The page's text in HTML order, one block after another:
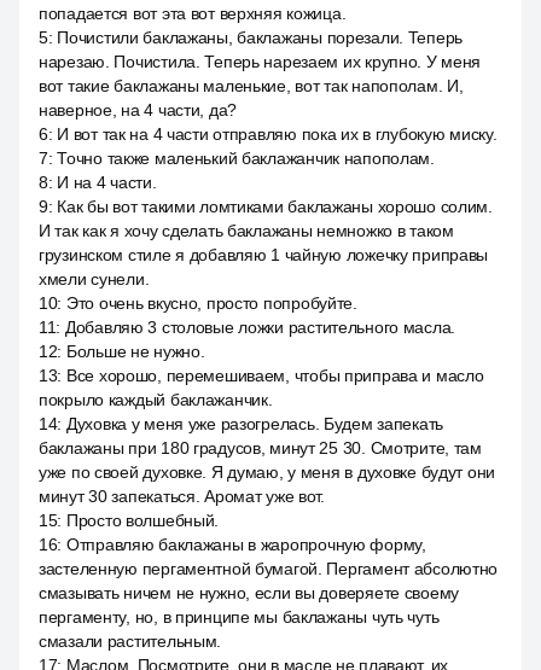
попадается вот эта вот верхняя кожица.
5: Почистили баклажаны, баклажаны порезали. Теперь
нарезаю. Почистила. Теперь нарезаем их крупно. У меня
вот такие баклажаны маленькие, вот так напополам. И,
наверное, на 4 части, да?
6: И вот так на 4 части отправляю пока их в глубокую миску.
7:Точно также маленький баклажанчик напополам.
8: И на 4 части.
9: Как бы вот такими ломтиками баклажаны хорошо солим.
И так как я хочу сделать баклажаны немножко в таком
грузинском стиле я добавляю 1 чайную ложечку приправы
хмели сунели.
10: Это очень вкусно, просто попробуйте.
11: Добавляю 3 столовые ложки растительного масла.
12: Больше не нужно.
13: Все хорошо, перемешиваем, чтобы приправа и масло
покрыло каждый баклажанчик.
14: Духовка у меня уже разогрелась. Будем запекать
баклажаны при 180 градусов, минут 25 30. Смотрите, там
уже по своей духовке. Я думаю, у меня в духовке будут они
минут 30 запекаться. Аромат уже вот.
15: Просто волшебный.
16: Отправляю баклажаны в жаропрочную форму,
застеленную пергаментной бумагой. Пергамент абсолютно
смазывать ничем не нужно, если вы доверяете своему
пергаменту, но, в принципе мы баклажаны чуть чуть
смазали растительным.
17: Маслом. Посмотрите, они в масле не плавают, их